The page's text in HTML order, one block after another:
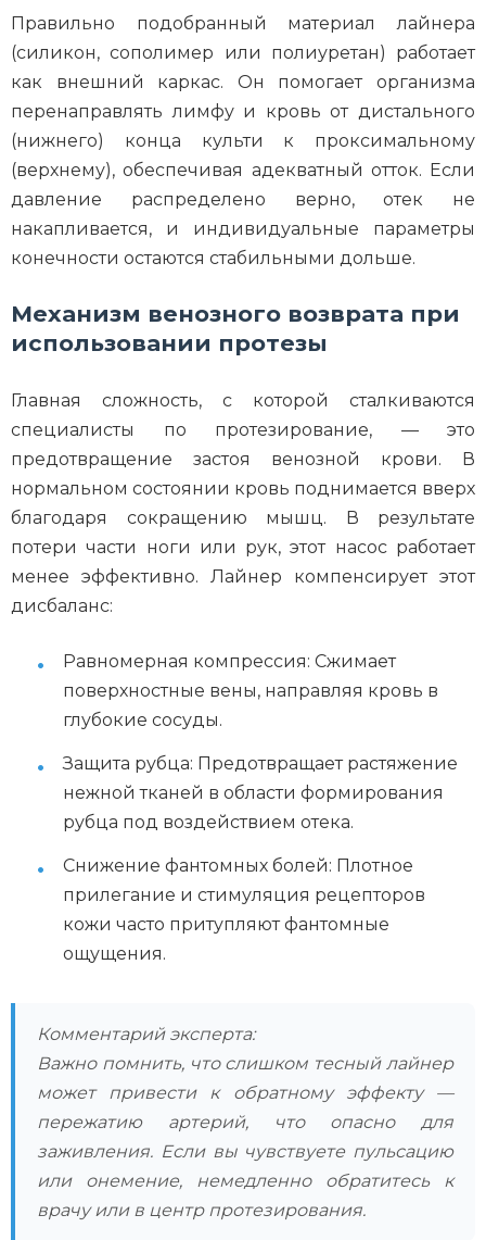
Правильно подобранный материал лайнера
(силикон, сополимер или полиуретан) работает
как внешний каркас. Он помогает организма
перенаправлять лимфу и кровь от дистального
(нижнего) конца культи к проксимальному
(верхнему), обеспечивая адекватный отток. Если
давление распределено верно, отек не
накапливается, и индивидуальные параметры
конечности остаются стабильными дольше.
Механизм венозного возврата при
использовании протезы
Главная сложность, с которой сталкиваются
специалисты по протезирование, — это
предотвращение застоя венозной крови. В
нормальном состоянии кровь поднимается вверх
благодаря сокращению мышц. В результате
потери части ноги или рук, этот насос работает
менее эффективно. Лайнер компенсирует этот
дисбаланс:
Равномерная компрессия: Сжимает
поверхностные вены, направляя кровь в
глубокие сосуды.
Защита рубца: Предотвращает растяжение
нежной тканей в области формирования
рубца под воздействием отека.
Снижение фантомных болей: Плотное
прилегание и стимуляция рецепторов
кожи часто притупляют фантомные
ощущения.
Комментарий эксперта:
Важно помнить, что слишком тесный лайнер
может привести к обратному эффекту —
пережатию артерий, что опасно для
заживления. Если вы чувствуете пульсацию
или онемение, немедленно обратитесь к
врачу или в центр протезирования.